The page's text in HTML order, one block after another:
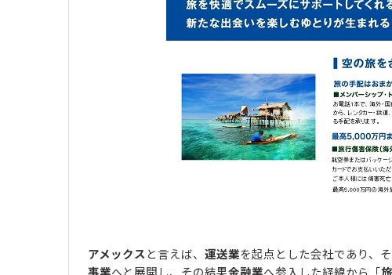
アメックスと言えば、 運送業を起点とした会社であり、
事業へと展開し、その結果金融業へ参入した経緯から「